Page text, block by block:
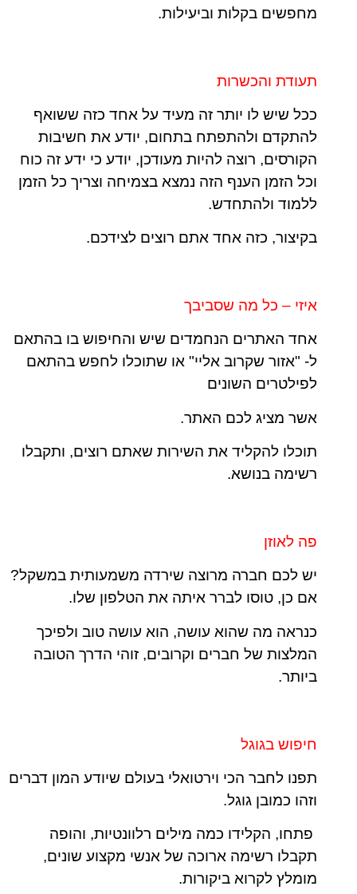
מחפשים בקלות וביעילות.
תעודת והכשרות
ככל שיש לו יותר זה מעיד על אחד כזה ששואף
להתקדם ולהתפתח בתחום, יודע את חשיבות
הקורסים, רוצה להיות מעודכן, יודע כי ידע זה כוח
וכל הזמן הענף הזה נמצא בצמיחה וצריך כל הזמן
ללמוד ולהתחדש.
בקיצור, כזה אחד אתם רוצים לצידכם.
איזי – כל מה שסביבך
אחד האתרים הנחמדים שיש והחיפוש בו בהתאם
ל- "אזור שקרוב אליי" או שתוכלו לחפש בהתאם
לפילטרים השונים
אשר מציג לכם האתר.
תוכלו להקליד את השירות שאתם רוצים, ותקבלו
רשימה בנושא.
פה לאוזן
יש לכם חברה מרוצה שירדה משמעותית במשקל?
אם כן, טוסו לברר איתה את הטלפון שלו.
כנראה מה שהוא עושה, הוא עושה טוב ולפיכך
המלצות של חברים וקרובים, זוהי הדרך הטובה
ביותר.
חיפוש בגוגל
תפנו לחבר הכי וירטואלי בעולם שיודע המון דברים
וזהו כמובן גוגל.
פתחו, הקלידו כמה מילים רלוונטיות, והופה
תקבלו רשימה ארוכה של אנשי מקצוע שונים,
מומלץ לקרוא ביקורות.